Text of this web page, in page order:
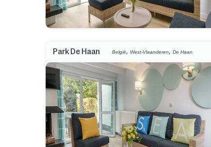
Park De Haan België, West-Vlaanderen,De Haan